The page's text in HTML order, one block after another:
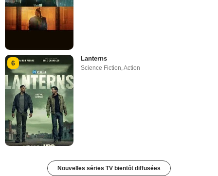
6
Lanterns
Science Fiction,Action
Nouvelles séries TV bientôt diffusées